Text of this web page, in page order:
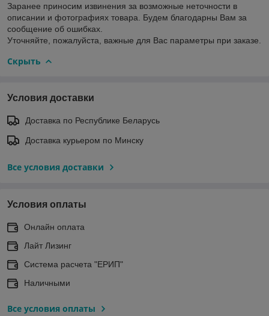
Заранее приносим извинения за возможные неточности в
описании и фотографиях товара. Будем благодарны Вам за
сообщение об ошибках.
Уточняйте, пожалуйста, важные для Вас параметры при заказе.
Скрыть
Условия доставки
Доставка по Республике Беларусь
Доставка курьером по Минску
Все условия доставки
Условия оплаты
Онлайн оплата
Лайт Лизинг
Система расчета "ЕРИП"
Наличными
Все условия оплаты